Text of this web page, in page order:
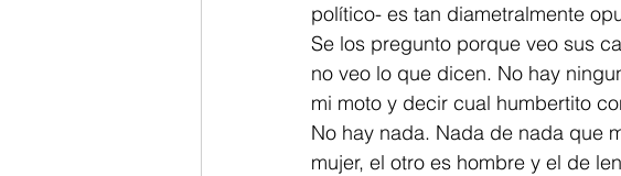
político- es tan diametralmente
Se los pregunto porque veo sus
no veo lo que dicen. No hay
mi moto y decir cual humbertito
No hay nada. Nada de nada que
mujer, el otro es hombre y el de